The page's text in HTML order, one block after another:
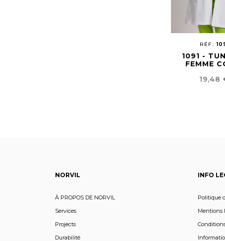
RÉF.:
1091 -
FEMME
Prix
19,48
NORVIL
À PROPOS DE NORVIL
Services
Projects
Durabilité
INFO
Politique
Mentions